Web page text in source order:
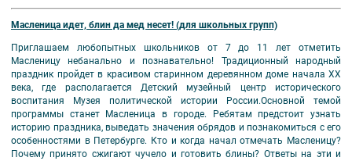
Масленица идет, блин да мед несет! (для школьных групп)
Приглашаем любопытных школьников от 7 до 11 лет отметить
Масленицу небанально и познавательно! Традиционный народный
праздник пройдет в красивом старинном деревянном доме начала ХХ
века, где располагается Детский музейный центр исторического
воспитания Музея политической истории России.Основной темой
программы станет Масленица в городе. Ребятам предстоит узнать
историю праздника, выведать значения обрядов и познакомиться с его
особенностями в Петербурге. Кто и когда начал отмечать Масленицу?
Почему принято сжигают чучело и готовить блины? Ответы на эти и